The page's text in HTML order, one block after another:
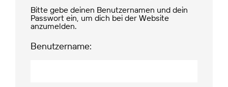
Bitte gebe deinen Benutzernamen und dein
Passwort ein, um dich bei der Website
anzumelden.
Benutzername: